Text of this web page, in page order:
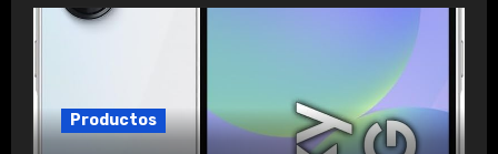
Productos